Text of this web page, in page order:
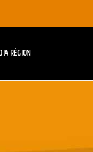
RÉGION